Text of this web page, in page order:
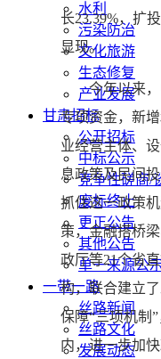
水利
污染防治
文化旅游
生态修复
产业发展
甘肃招标
公开招标
中标公示
竞争性磋商/
废标终止
更正公告
其他公告
单一来源公
一带一路
丝路新闻
丝路文化
发展动态
长23.39%，扩
显现。
今年以来，
专项资金，新
业经营主体、
息政策及民间
抓住这一政策
策，金融搭桥
政厅等21个省
构，联合建立
保障“三项机制
内，进一步加